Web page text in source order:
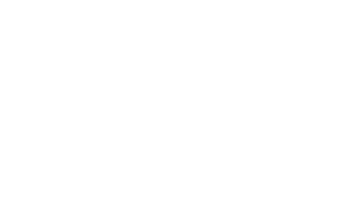
dadas las nuevas tecnologías
en la sociedad de la
digitales es imprescindible que
de Educación, Laura Sánchez.